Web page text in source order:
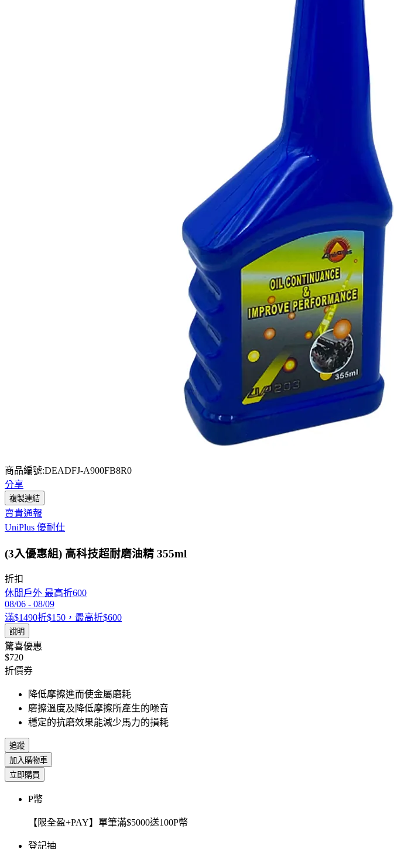
商品編號:DEADFJ-A900FB8R0
分享
複製連結
賣貴通報
UniPlus 優耐仕
(3入優惠組) 高科技超耐磨油精 355ml
折扣
休閒戶外 最高折600
08/06 - 08/09
滿$1490折$150，最高折$600
說明
驚喜優惠
$720
折價券
降低摩擦進而使金屬磨耗
磨擦溫度及降低摩擦所產生的噪音
穩定的抗磨效果能減少馬力的損耗
追蹤
加入購物車
立即購買
P幣
【限全盈+PAY】單筆滿$5000送100P幣
登記抽